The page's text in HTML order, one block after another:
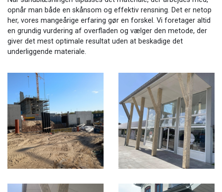
opnår man både en skånsom og effektiv rensning. Det er netop
her, vores mangeårige erfaring gør en forskel. Vi foretager altid
en grundig vurdering af overfladen og vælger den metode, der
giver det mest optimale resultat uden at beskadige det
underliggende materiale.